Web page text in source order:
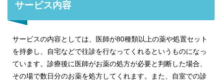
サービス内容
サービスの内容としては、医師が80種類以上の薬や処置セット
を持参し、自宅などで往診を行なってくれるというものになっ
ています。診療後に医師がお薬の処方が必要と判断した場合、
その場で数日分のお薬を処方してくれます。また、自室での診